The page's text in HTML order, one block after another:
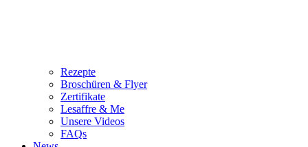
Rezepte
Broschüren & Flyer
Zertifikate
Lesaffre & Me
Unsere Videos
FAQs